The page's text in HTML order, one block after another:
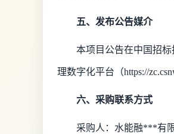
五、发布公告媒介
本项目公告在中国招
理数字化平台（https://
六、采购联系方式
采购人：水能融***有